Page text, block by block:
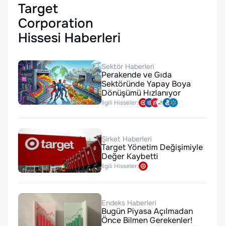
Target
Corporation
Hissesi Haberleri
Sektör Haberleri
Perakende ve Gıda
Sektöründe Yapay Boya
Dönüşümü Hızlanıyor
İlgili Hisseler:
Şirket Haberleri
Target Yönetim Değişimiyle
Değer Kaybetti
İlgili Hisseler:
Endeks Haberleri
Bugün Piyasa Açılmadan
Önce Bilmen Gerekenler!